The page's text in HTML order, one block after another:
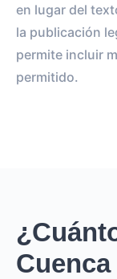
en lugar del
la publicación
permite incluir
permitido.